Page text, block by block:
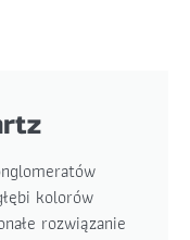
kolorów
rozwiązanie